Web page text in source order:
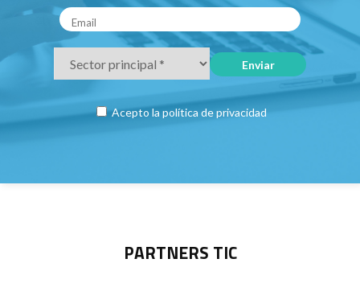
Acepto la política de privacidad
PARTNERS TIC